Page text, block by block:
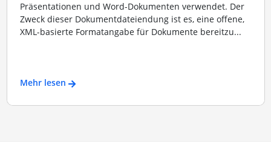
Präsentationen und Word-Dokumenten verwendet. Der
Zweck dieser Dokumentdateiendung ist es, eine offene,
XML-basierte Formatangabe für Dokumente bereitzu...
Mehr lesen